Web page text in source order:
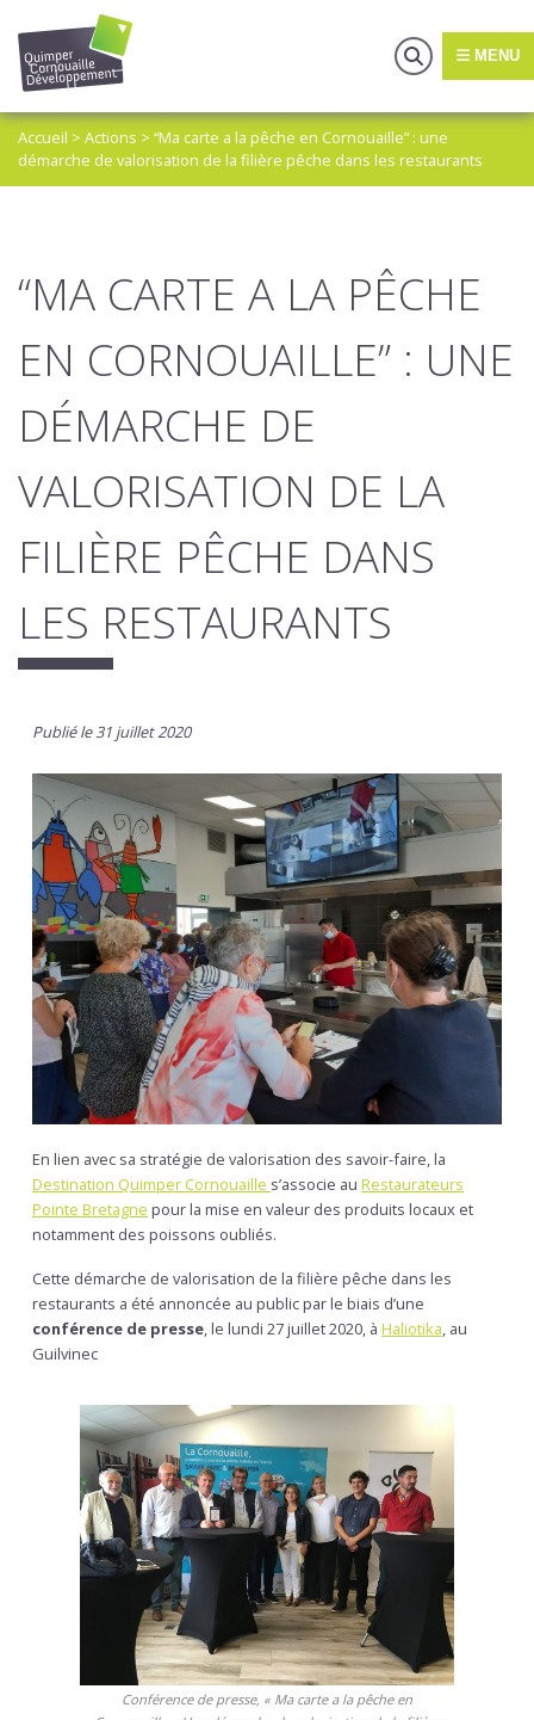
MENU
Accueil > Actions > “Ma carte a la pêche en Cornouaille” : une
démarche de valorisation de la filière pêche dans les restaurants
“MA CARTE A LA PÊCHE
EN CORNOUAILLE” : UNE
DÉMARCHE DE
VALORISATION DE LA
FILIÈRE PÊCHE DANS
LES RESTAURANTS
Publié le 31 juillet 2020
En lien avec sa stratégie de valorisation des savoir-faire, la
Destination Quimper Cornouaille s’associe au Restaurateurs
Pointe Bretagne pour la mise en valeur des produits locaux et
notamment des poissons oubliés.
Cette démarche de valorisation de la filière pêche dans les
restaurants a été annoncée au public par le biais d’une
conférence de presse, le lundi 27 juillet 2020, à Haliotika, au
Guilvinec
Conférence de presse, « Ma carte a la pêche en